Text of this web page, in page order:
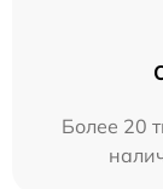
Более 20